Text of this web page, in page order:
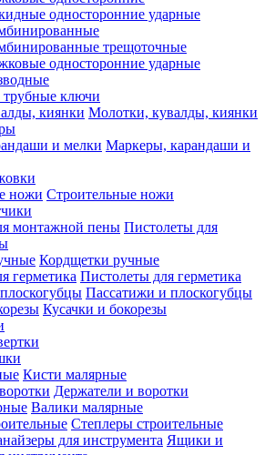
односторонние ударные
трещоточные
односторонние ударные
трубные ключи
Молотки, кувалды, киянки
Маркеры, карандаши и
Строительные ножи
Пистолеты для
Кордщетки ручные
Пистолеты для герметика
Пассатижи и плоскогубцы
Кусачки и бокорезы
Кисти малярные
Держатели и воротки
Валики малярные
Степлеры строительные
Ящики и